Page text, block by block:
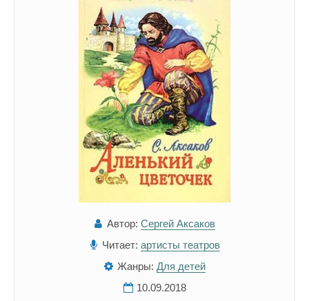
Автор: Сергей Аксаков
Читает: артисты театров
Жанры: Для детей
10.09.2018